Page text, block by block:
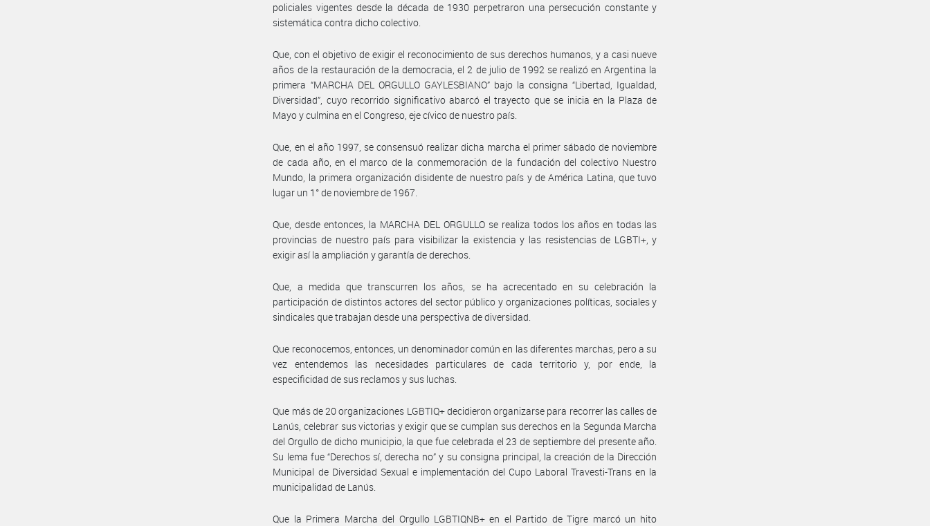
policiales vigentes desde la década de 1930 perpetraron una persecución constante y
sistemática contra dicho colectivo.
Que, con el objetivo de exigir el reconocimiento de sus derechos humanos, y a casi nueve
años de la restauración de la democracia, el 2 de julio de 1992 se realizó en Argentina la
primera “MARCHA DEL ORGULLO GAYLESBIANO” bajo la consigna “Libertad, Igualdad,
Diversidad”, cuyo recorrido significativo abarcó el trayecto que se inicia en la Plaza de
Mayo y culmina en el Congreso, eje cívico de nuestro país.
Que, en el año 1997, se consensuó realizar dicha marcha el primer sábado de noviembre
de cada año, en el marco de la conmemoración de la fundación del colectivo Nuestro
Mundo, la primera organización disidente de nuestro país y de América Latina, que tuvo
lugar un 1° de noviembre de 1967.
Que, desde entonces, la MARCHA DEL ORGULLO se realiza todos los años en todas las
provincias de nuestro país para visibilizar la existencia y las resistencias de LGBTI+, y
exigir así la ampliación y garantía de derechos.
Que, a medida que transcurren los años, se ha acrecentado en su celebración la
participación de distintos actores del sector público y organizaciones políticas, sociales y
sindicales que trabajan desde una perspectiva de diversidad.
Que reconocemos, entonces, un denominador común en las diferentes marchas, pero a su
vez entendemos las necesidades particulares de cada territorio y, por ende, la
especificidad de sus reclamos y sus luchas.
Que más de 20 organizaciones LGBTIQ+ decidieron organizarse para recorrer las calles de
Lanús, celebrar sus victorias y exigir que se cumplan sus derechos en la Segunda Marcha
del Orgullo de dicho municipio, la que fue celebrada el 23 de septiembre del presente año.
Su lema fue “Derechos sí, derecha no” y su consigna principal, la creación de la Dirección
Municipal de Diversidad Sexual e implementación del Cupo Laboral Travesti-Trans en la
municipalidad de Lanús.
Que la Primera Marcha del Orgullo LGBTIQNB+ en el Partido de Tigre marcó un hito